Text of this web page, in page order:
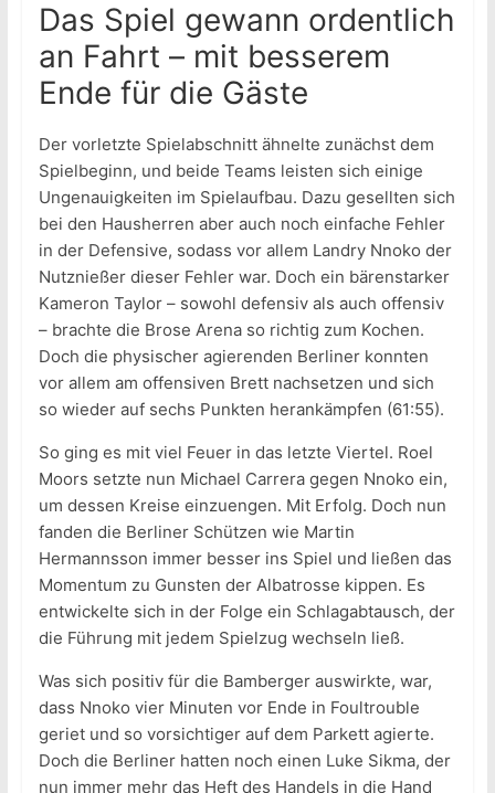
Das Spiel gewann ordentlich
an Fahrt – mit besserem
Ende für die Gäste
Der vorletzte Spielabschnitt ähnelte zunächst dem
Spielbeginn, und beide Teams leisten sich einige
Ungenauigkeiten im Spielaufbau. Dazu gesellten sich
bei den Hausherren aber auch noch einfache Fehler
in der Defensive, sodass vor allem Landry Nnoko der
Nutznießer dieser Fehler war. Doch ein bärenstarker
Kameron Taylor – sowohl defensiv als auch offensiv
– brachte die Brose Arena so richtig zum Kochen.
Doch die physischer agierenden Berliner konnten
vor allem am offensiven Brett nachsetzen und sich
so wieder auf sechs Punkten herankämpfen (61:55).
So ging es mit viel Feuer in das letzte Viertel. Roel
Moors setzte nun Michael Carrera gegen Nnoko ein,
um dessen Kreise einzuengen. Mit Erfolg. Doch nun
fanden die Berliner Schützen wie Martin
Hermannsson immer besser ins Spiel und ließen das
Momentum zu Gunsten der Albatrosse kippen. Es
entwickelte sich in der Folge ein Schlagabtausch, der
die Führung mit jedem Spielzug wechseln ließ.
Was sich positiv für die Bamberger auswirkte, war,
dass Nnoko vier Minuten vor Ende in Foultrouble
geriet und so vorsichtiger auf dem Parkett agierte.
Doch die Berliner hatten noch einen Luke Sikma, der
nun immer mehr das Heft des Handels in die Hand